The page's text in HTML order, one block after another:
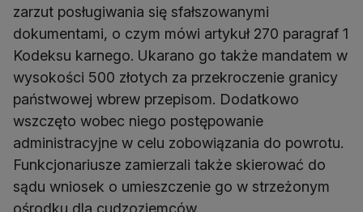
zarzut posługiwania się sfałszowanymi
dokumentami, o czym mówi artykuł 270 paragraf 1
Kodeksu karnego. Ukarano go także mandatem w
wysokości 500 złotych za przekroczenie granicy
państwowej wbrew przepisom. Dodatkowo
wszczęto wobec niego postępowanie
administracyjne w celu zobowiązania do powrotu.
Funkcjonariusze zamierzali także skierować do
sądu wniosek o umieszczenie go w strzeżonym
ośrodku dla cudzoziemców.